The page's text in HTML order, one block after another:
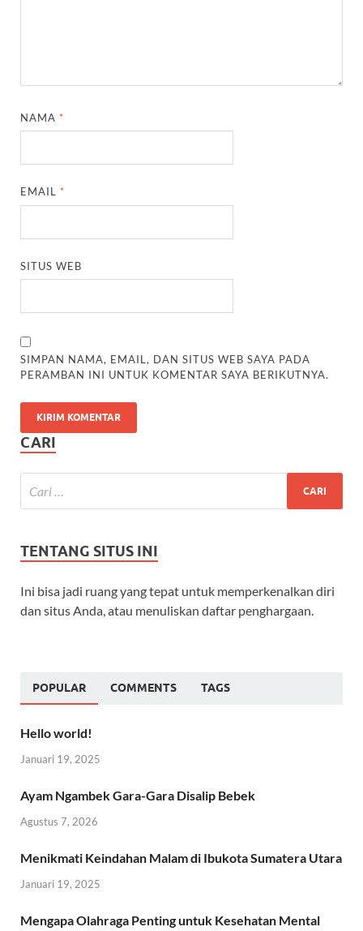
NAMA *
EMAIL *
SITUS WEB
SIMPAN NAMA, EMAIL, DAN SITUS WEB SAYA PADA
PERAMBAN INI UNTUK KOMENTAR SAYA BERIKUTNYA.
CARI
TENTANG SITUS INI
Ini bisa jadi ruang yang tepat untuk memperkenalkan diri
dan situs Anda, atau menuliskan daftar penghargaan.
POPULAR COMMENTS TAGS
Hello world!
Januari 19, 2025
Ayam Ngambek Gara-Gara Disalip Bebek
Agustus 7, 2026
Menikmati Keindahan Malam di Ibukota Sumatera Utara
Januari 19, 2025
Mengapa Olahraga Penting untuk Kesehatan Mental